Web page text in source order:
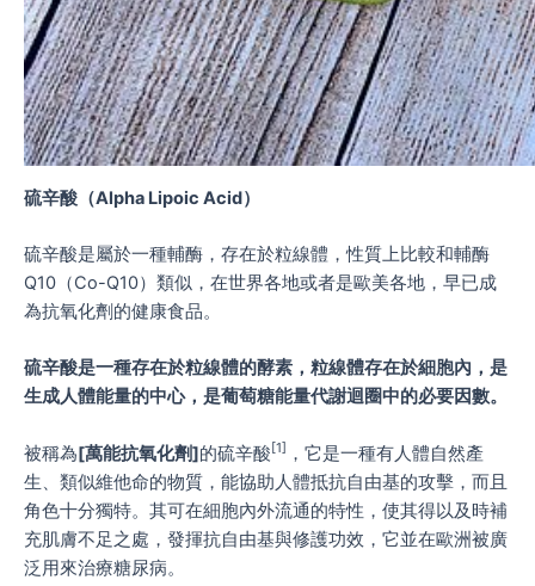
硫辛酸（Alpha Lipoic Acid）
硫辛酸是屬於一種輔酶，存在於粒線體，性質上比較和輔酶
Q10（Co-Q10）類似，在世界各地或者是歐美各地，早已成
為抗氧化劑的健康食品。
硫辛酸是一種存在於粒線體的酵素，粒線體存在於細胞內，是
生成人體能量的中心，是葡萄糖能量代謝迴圈中的必要因數。
被稱為[萬能抗氧化劑]的硫辛酸 [1] ，它是一種有人體自然產
生、類似維他命的物質，能協助人體抵抗自由基的攻擊，而且
角色十分獨特。其可在細胞內外流通的特性，使其得以及時補
充肌膚不足之處，發揮抗自由基與修護功效，它並在歐洲被廣
泛用來治療糖尿病。